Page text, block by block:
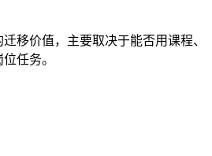
移价值，主要取决于能否用课程、
任务。